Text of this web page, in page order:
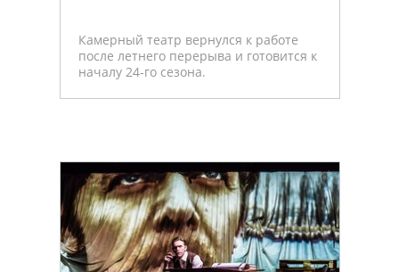
Камерный театр вернулся к работе
после летнего перерыва и готовится к
началу 24-го сезона.